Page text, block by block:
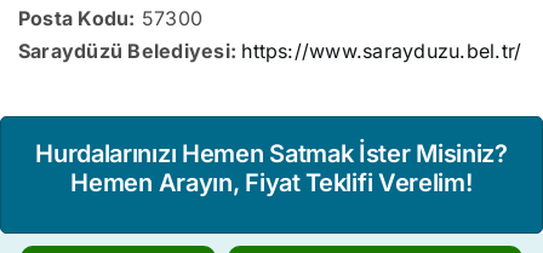
Posta Kodu: 57300
Saraydüzü Belediyesi: https://www.sarayduzu.bel.tr/
Hurdalarınızı Hemen Satmak İster Misiniz?
Hemen Arayın, Fiyat Teklifi Verelim!